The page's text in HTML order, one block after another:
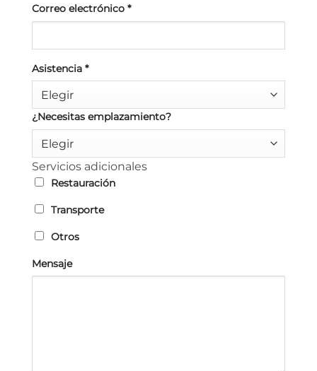
Correo electrónico *
Asistencia *
Elegir
¿Necesitas emplazamiento?
Elegir
Servicios adicionales
Restauración
Transporte
Otros
Mensaje